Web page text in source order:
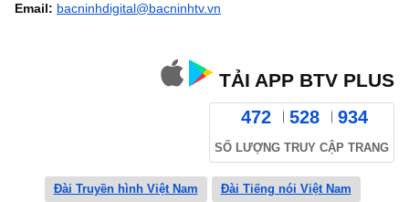
Email: bacninhdigital@bacninhtv.vn
TẢI APP BTV PLUS
472 528 934
SỐ LƯỢNG TRUY CẬP TRANG
Đài Truyền hình Việt Nam Đài Tiếng nói Việt Nam